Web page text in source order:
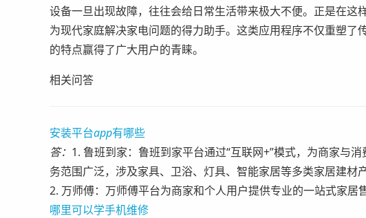
设备一旦出现故障，往往会给日常生活带来极大不便。正是在
为现代家庭解决家电问题的得力助手。这类应用程序不仅重塑了
的特点赢得了广大用户的青睐。
相关问答
安装平台app有哪些
答： 1. 鲁班到家：鲁班到家平台通过“互联网+”模式，为商家与
务范围广泛，涉及家具、卫浴、灯具、智能家居等多类家居建材
2. 万师傅：万师傅平台为商家和个人用户提供专业的一站式家居
哪里可以学手机维修